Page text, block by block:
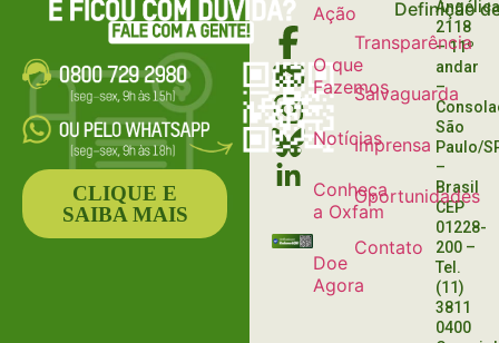
Ação
O que
Fazemos
Notícias
Conheça
a Oxfam
Doe
Agora
Transparência
Salvaguarda
Imprensa
Oportunidades
Contato
Definição
2118
– 11º
andar
–
São
Paulo/
–
Brasil
CEP
01228-
200 –
Tel.
(11)
3811
0400
CLIQUE E
SAIBA MAIS